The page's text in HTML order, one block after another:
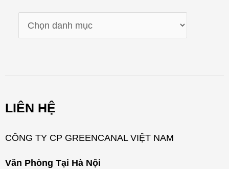
a
ụ
LIÊN HỆ
CÔNG TY CP GREENCANAL VIỆT NAM
Văn Phòng Tại Hà Nội